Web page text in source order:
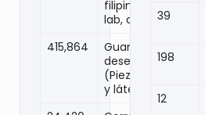
filipinas, tela,
lab, quirurgica)
415,864
Guantes
desechables
(Piezas) (Nitrilo
y látex)
39
198
12